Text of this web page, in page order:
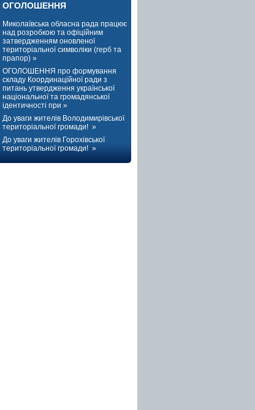
ОГОЛОШЕННЯ
Миколаївська обласна рада працює
над розробкою та офіційним
затвердженням оновленої
територіальної символіки (герб та
прапор) »
ОГОЛОШЕННЯ про формування
складу Координаційної ради з
питань утвердження української
національної та громадянської
ідентичності при »
До уваги жителів Володимирівської
територіальної громади! »
До уваги жителів Горохівської
територіальної громади! »